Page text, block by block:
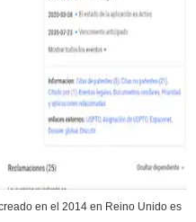
en el 2014 en Reino Unido es